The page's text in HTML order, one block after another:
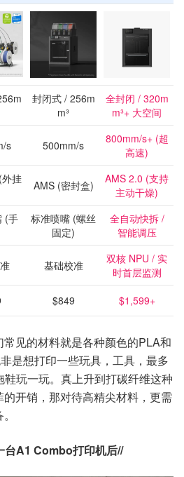
封闭式 / 256m
m³
全封闭 / 320m
m³+ 大空间
s 500mm/s
800mm/s+ (超
高速)
挂
AMS (密封盒)
AMS 2.0 (支持
主动干燥)
(手
标准喷嘴 (螺丝
固定)
全自动快拆 /
智能调压
基础校准
双核 NPU / 实
时首层监测
$849 $1,599+
见的材料就是各种颜色的PLA和
是想打印一些玩具，工具，最多
玩一玩。真上升到打碳纤维这种
开销，那对待高精尖材料，更需
台A1 Combo打印机后//